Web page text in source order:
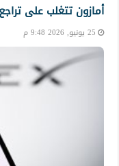
أمازون تتغلب على
25 يونيو, 2026 9:48 م